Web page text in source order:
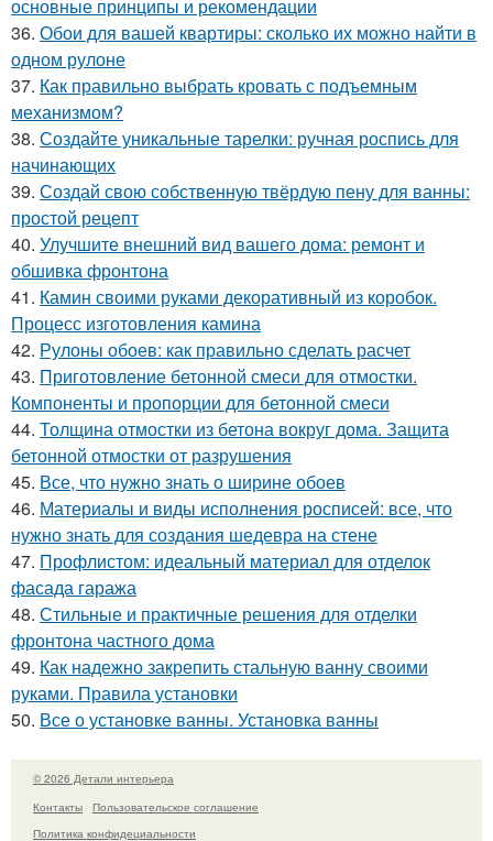
основные принципы и рекомендации
36. Обои для вашей квартиры: сколько их можно найти в
одном рулоне
37. Как правильно выбрать кровать с подъемным
механизмом?
38. Создайте уникальные тарелки: ручная роспись для
начинающих
39. Создай свою собственную твёрдую пену для ванны:
простой рецепт
40. Улучшите внешний вид вашего дома: ремонт и
обшивка фронтона
41. Камин своими руками декоративный из коробок.
Процесс изготовления камина
42. Рулоны обоев: как правильно сделать расчет
43. Приготовление бетонной смеси для отмостки.
Компоненты и пропорции для бетонной смеси
44. Толщина отмостки из бетона вокруг дома. Защита
бетонной отмостки от разрушения
45. Все, что нужно знать о ширине обоев
46. Материалы и виды исполнения росписей: все, что
нужно знать для создания шедевра на стене
47. Профлистом: идеальный материал для отделок
фасада гаража
48. Стильные и практичные решения для отделки
фронтона частного дома
49. Как надежно закрепить стальную ванну своими
руками. Правила установки
50. Все о установке ванны. Установка ванны
© 2026 Детали интерьера
Контакты
Пользовательское соглашение
Политика конфидециальности